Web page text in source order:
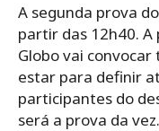
A segunda prova
partir das 12h40.
Globo vai
estar para definir
participantes do
será a prova da vez.